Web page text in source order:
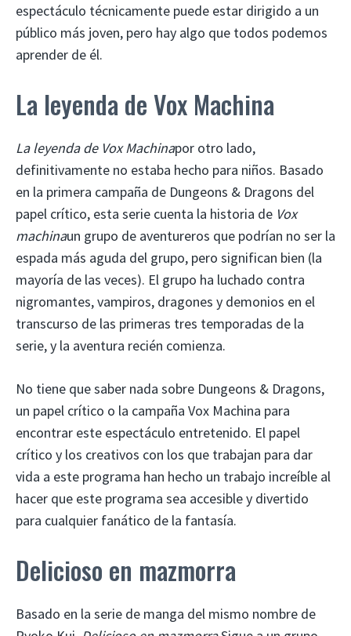
espectáculo técnicamente puede estar dirigido a un
público más joven, pero hay algo que todos podemos
aprender de él.
La leyenda de Vox Machina
La leyenda de Vox Machinapor otro lado,
definitivamente no estaba hecho para niños. Basado
en la primera campaña de Dungeons & Dragons del
papel crítico, esta serie cuenta la historia de Vox
machinaun grupo de aventureros que podrían no ser la
espada más aguda del grupo, pero significan bien (la
mayoría de las veces). El grupo ha luchado contra
nigromantes, vampiros, dragones y demonios en el
transcurso de las primeras tres temporadas de la
serie, y la aventura recién comienza.
No tiene que saber nada sobre Dungeons & Dragons,
un papel crítico o la campaña Vox Machina para
encontrar este espectáculo entretenido. El papel
crítico y los creativos con los que trabajan para dar
vida a este programa han hecho un trabajo increíble al
hacer que este programa sea accesible y divertido
para cualquier fanático de la fantasía.
Delicioso en mazmorra
Basado en la serie de manga del mismo nombre de